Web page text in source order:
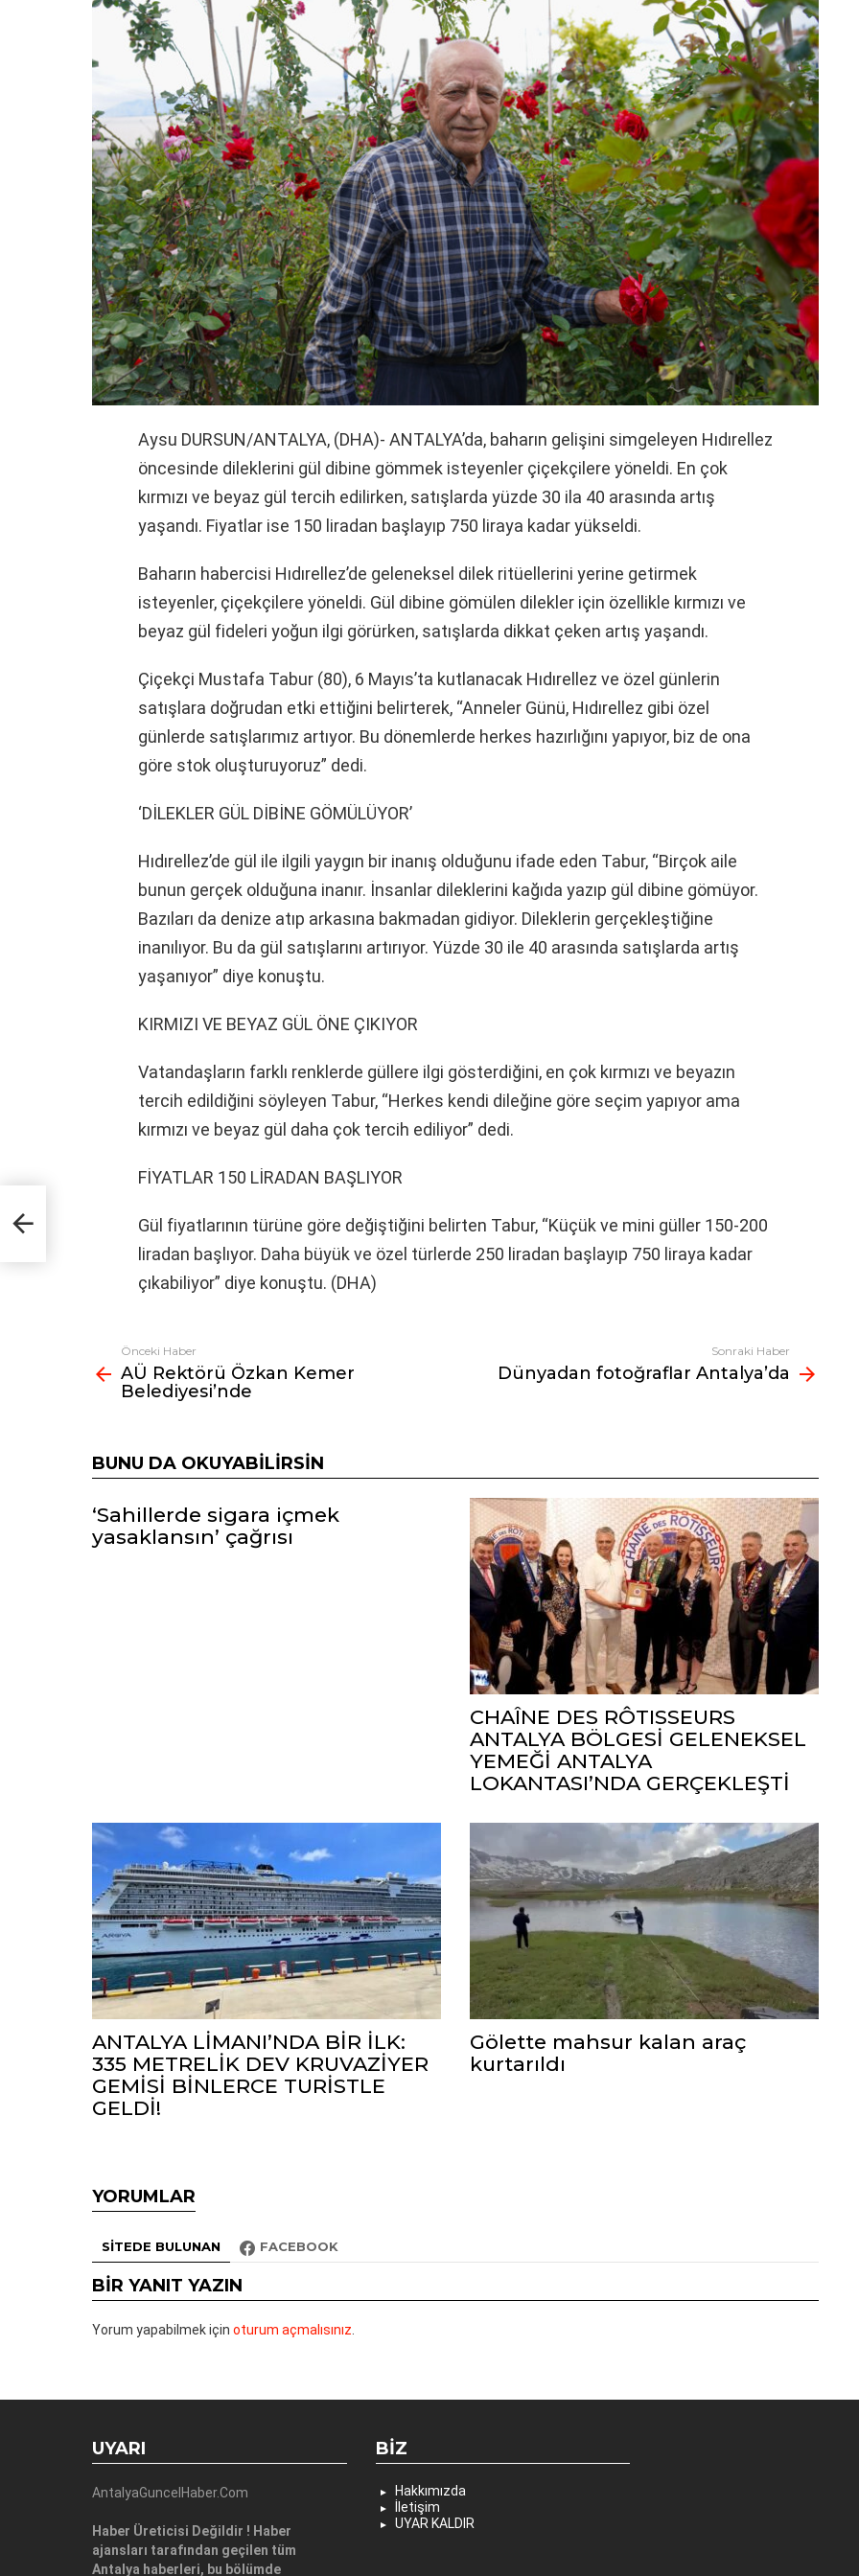
Aysu DURSUN/ANTALYA, (DHA)- ANTALYA’da, baharın gelişini simgeleyen Hıdırellez
öncesinde dileklerini gül dibine gömmek isteyenler çiçekçilere yöneldi. En çok
kırmızı ve beyaz gül tercih edilirken, satışlarda yüzde 30 ila 40 arasında artış
yaşandı. Fiyatlar ise 150 liradan başlayıp 750 liraya kadar yükseldi.
Baharın habercisi Hıdırellez’de geleneksel dilek ritüellerini yerine getirmek
isteyenler, çiçekçilere yöneldi. Gül dibine gömülen dilekler için özellikle kırmızı ve
beyaz gül fideleri yoğun ilgi görürken, satışlarda dikkat çeken artış yaşandı.
Çiçekçi Mustafa Tabur (80), 6 Mayıs’ta kutlanacak Hıdırellez ve özel günlerin
satışlara doğrudan etki ettiğini belirterek, “Anneler Günü, Hıdırellez gibi özel
günlerde satışlarımız artıyor. Bu dönemlerde herkes hazırlığını yapıyor, biz de ona
göre stok oluşturuyoruz” dedi.
‘DİLEKLER GÜL DİBİNE GÖMÜLÜYOR’
Hıdırellez’de gül ile ilgili yaygın bir inanış olduğunu ifade eden Tabur, “Birçok aile
bunun gerçek olduğuna inanır. İnsanlar dileklerini kağıda yazıp gül dibine gömüyor.
Bazıları da denize atıp arkasına bakmadan gidiyor. Dileklerin gerçekleştiğine
inanılıyor. Bu da gül satışlarını artırıyor. Yüzde 30 ile 40 arasında satışlarda artış
yaşanıyor” diye konuştu.
KIRMIZI VE BEYAZ GÜL ÖNE ÇIKIYOR
Vatandaşların farklı renklerde güllere ilgi gösterdiğini, en çok kırmızı ve beyazın
tercih edildiğini söyleyen Tabur, “Herkes kendi dileğine göre seçim yapıyor ama
kırmızı ve beyaz gül daha çok tercih ediliyor” dedi.
FİYATLAR 150 LİRADAN BAŞLIYOR
Gül fiyatlarının türüne göre değiştiğini belirten Tabur, “Küçük ve mini güller 150-200
liradan başlıyor. Daha büyük ve özel türlerde 250 liradan başlayıp 750 liraya kadar
çıkabiliyor” diye konuştu. (DHA)
Fazlasına
bak
Önceki Haber
AÜ Rektörü Özkan Kemer
Belediyesi’nde
Sonraki Haber
Dünyadan fotoğraflar Antalya’da
BUNU DA OKUYABILIRSIN
‘Sahillerde sigara içmek
yasaklansın’ çağrısı
CHAÎNE DES RÔTISSEURS
ANTALYA BÖLGESİ GELENEKSEL
YEMEĞİ ANTALYA
LOKANTASI’NDA GERÇEKLEŞTİ
ANTALYA LİMANI’NDA BİR İLK:
335 METRELİK DEV KRUVAZİYER
GEMİSİ BİNLERCE TURİSTLE
GELDİ!
Gölette mahsur kalan araç
kurtarıldı
YORUMLAR
SITEDE BULUNAN FACEBOOK
BIR YANIT YAZIN
Yorum yapabilmek için oturum açmalısınız.
UYARI
AntalyaGuncelHaber.Com
Haber Üreticisi Değildir ! Haber
ajansları tarafından geçilen tüm
Antalya haberleri, bu bölümde
BIZ
Hakkımızda
İletişim
UYAR KALDIR